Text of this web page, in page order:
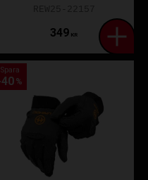
349 KR
Spara
40 %